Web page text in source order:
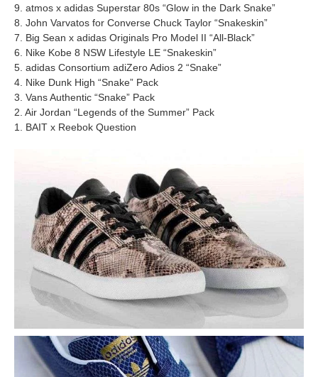
9. atmos x adidas Superstar 80s “Glow in the Dark Snake”
8. John Varvatos for Converse Chuck Taylor “Snakeskin”
7. Big Sean x adidas Originals Pro Model II “All-Black”
6. Nike Kobe 8 NSW Lifestyle LE “Snakeskin”
5. adidas Consortium adiZero Adios 2 “Snake”
4. Nike Dunk High “Snake” Pack
3. Vans Authentic “Snake” Pack
2. Air Jordan “Legends of the Summer” Pack
1. BAIT x Reebok Question